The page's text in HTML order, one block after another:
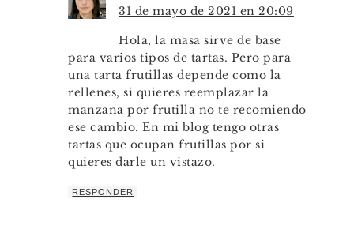
31 de mayo de 2021 en 20:09
Hola, la masa sirve de base
para varios tipos de tartas. Pero para
una tarta frutillas depende como la
rellenes, si quieres reemplazar la
manzana por frutilla no te recomiendo
ese cambio. En mi blog tengo otras
tartas que ocupan frutillas por si
quieres darle un vistazo.
RESPONDER